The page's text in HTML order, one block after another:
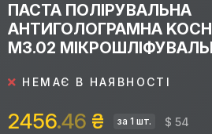
ПАСТА ПОЛІРУВАЛЬНА
АНТИГОЛОГРАМНА KOCH
M3.02
НЕМАЄ В НАЯВНОСТІ
2456.46 ₴ за 1 шт. $ 54